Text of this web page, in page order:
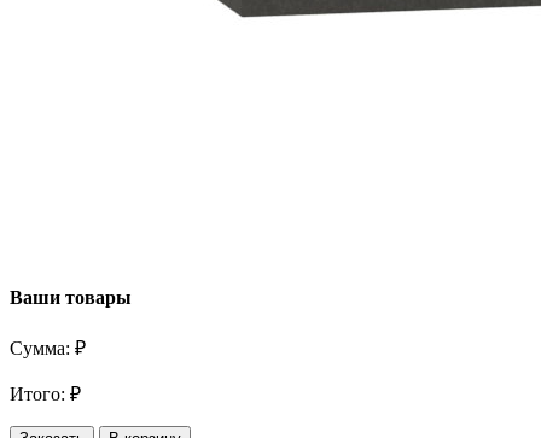
Ваши товары
Сумма: ₽
Итого: ₽